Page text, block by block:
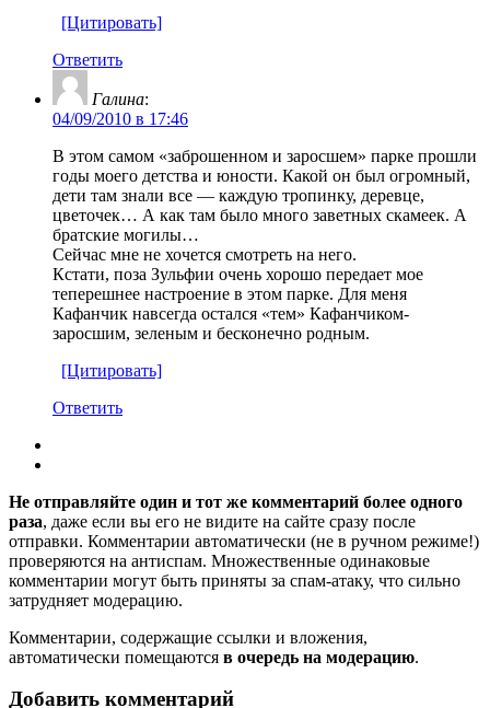
[Цитировать]
Ответить
Галина:
04/09/2010 в 17:46
В этом самом «заброшенном и заросшем» парке прошли
годы моего детства и юности. Какой он был огромный,
дети там знали все — каждую тропинку, деревце,
цветочек… А как там было много заветных скамеек. А
братские могилы…
Сейчас мне не хочется смотреть на него.
Кстати, поза Зульфии очень хорошо передает мое
теперешнее настроение в этом парке. Для меня
Кафанчик навсегда остался «тем» Кафанчиком-
заросшим, зеленым и бесконечно родным.
[Цитировать]
Ответить
Не отправляйте один и тот же комментарий более одного
раза, даже если вы его не видите на сайте сразу после
отправки. Комментарии автоматически (не в ручном режиме!)
проверяются на антиспам. Множественные одинаковые
комментарии могут быть приняты за спам-атаку, что сильно
затрудняет модерацию.
Комментарии, содержащие ссылки и вложения,
автоматически помещаются в очередь на модерацию.
Добавить комментарий